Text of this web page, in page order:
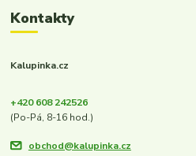
Kontakty
Kalupinka.cz
+420 608 242526
(Po-Pá, 8-16 hod.)
obchod@kalupinka.cz